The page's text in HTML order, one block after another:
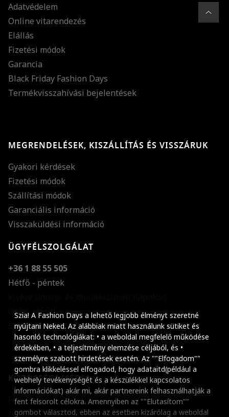
Szia! A Fashion Days a lehető legjobb élményt szeretné
nyújtani Neked. Az alábbiak miatt használunk sütiket és
hasonló technológiákat: • a weboldal megfelelő működése
érdekében, • a teljesítmény elemzése céljából, és •
személyre szabott hirdetések esetén. Az ""Elfogadom""
gombra klikkeléssel elfogadod, hogy adataitd(például a
webhely tevékenységét és a készülékkel kapcsolatos
információkat) akár mi, akár partnereink felhasználhatják a
fent felsorolt célokra. Amennyiben az ""Elutasítom""
gombot választod, ebben az esetben kizárólag a weboldal
Adatvédelem
Online vitarendezés
Elállás
Fizetési módok
Garancia
Black Friday Fashion Days
Termékvisszahívási bejelentések
MEGRENDELÉSEK, KISZÁLLÍTÁS ÉS VISSZÁRUK
Gyakori kérdések
Fizetési módok
Szállítási módok
Garanciális információ
Visszaküldési információ
ÜGYFÉLSZOLGÁLAT
+36 1 88 55 505
Hétfő - péntek
08:00 - 16:30
E-mail küldése
KÖZÖSSÉGI MÉDIA
Facebook
Instagram
Szöveg méretének
Szóköz növelése
Szóköz csökkentése
Sortávolság
Sortávolság